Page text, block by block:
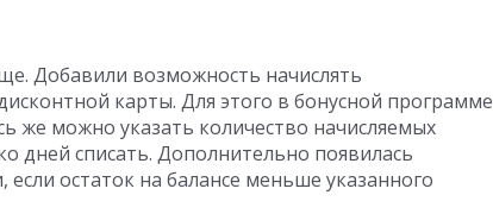
Добавили возможность начислять
карты. Для этого в бонусной программе
же можно указать количество начисляемых
дней списать. Дополнительно появилась
остаток на балансе меньше указанного